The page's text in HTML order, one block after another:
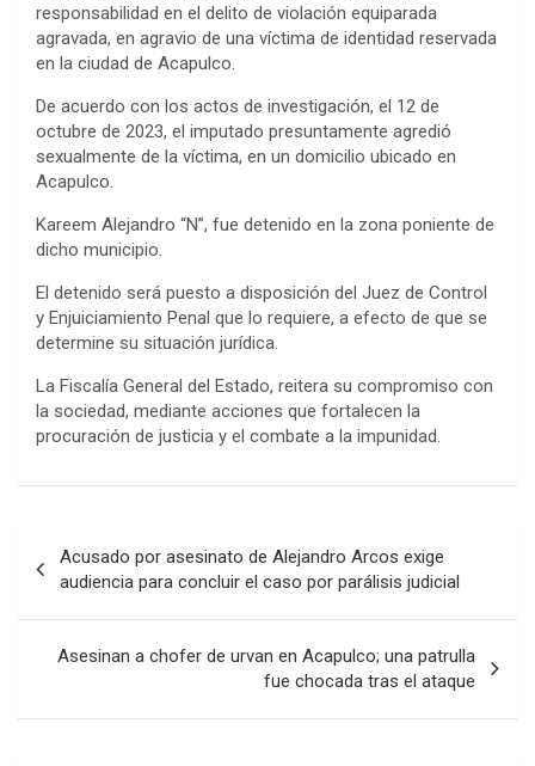
responsabilidad en el delito de violación equiparada
agravada, en agravio de una víctima de identidad reservada
en la ciudad de Acapulco.
De acuerdo con los actos de investigación, el 12 de
octubre de 2023, el imputado presuntamente agredió
sexualmente de la víctima, en un domicilio ubicado en
Acapulco.
Kareem Alejandro “N”, fue detenido en la zona poniente de
dicho municipio.
El detenido será puesto a disposición del Juez de Control
y Enjuiciamiento Penal que lo requiere, a efecto de que se
determine su situación jurídica.
La Fiscalía General del Estado, reitera su compromiso con
la sociedad, mediante acciones que fortalecen la
procuración de justicia y el combate a la impunidad.
de
entradas
Acusado por asesinato de Alejandro Arcos exige
audiencia para concluir el caso por parálisis judicial
Asesinan a chofer de urvan en Acapulco; una patrulla
fue chocada tras el ataque